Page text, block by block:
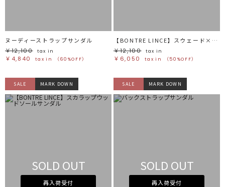
ヌーディーストラップサンダル
￥12,100
tax in
￥4,840 tax in （60%OFF）
【BONTRE LINCE】スウェード×PVCサンダル
￥12,100
tax in
￥6,050 tax in （50%OFF）
SALE MARK DOWN
SOLD OUT
再入荷受付
SALE MARK DOWN
SOLD OUT
再入荷受付